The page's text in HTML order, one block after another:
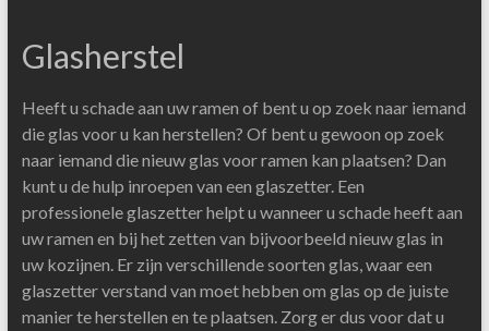
Glasherstel
Heeft u schade aan uw ramen of bent u op zoek naar iemand
die glas voor u kan herstellen? Of bent u gewoon op zoek
naar iemand die nieuw glas voor ramen kan plaatsen? Dan
kunt u de hulp inroepen van een glaszetter. Een
professionele glaszetter helpt u wanneer u schade heeft aan
uw ramen en bij het zetten van bijvoorbeeld nieuw glas in
uw kozijnen. Er zijn verschillende soorten glas, waar een
glaszetter verstand van moet hebben om glas op de juiste
manier te herstellen en te plaatsen. Zorg er dus voor dat u